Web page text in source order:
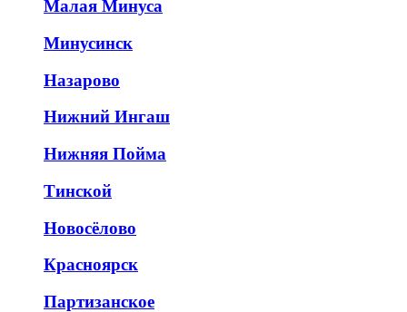
Малая Минуса
Минусинск
Назарово
Нижний Ингаш
Нижняя Пойма
Тинской
Новосёлово
Красноярск
Партизанское